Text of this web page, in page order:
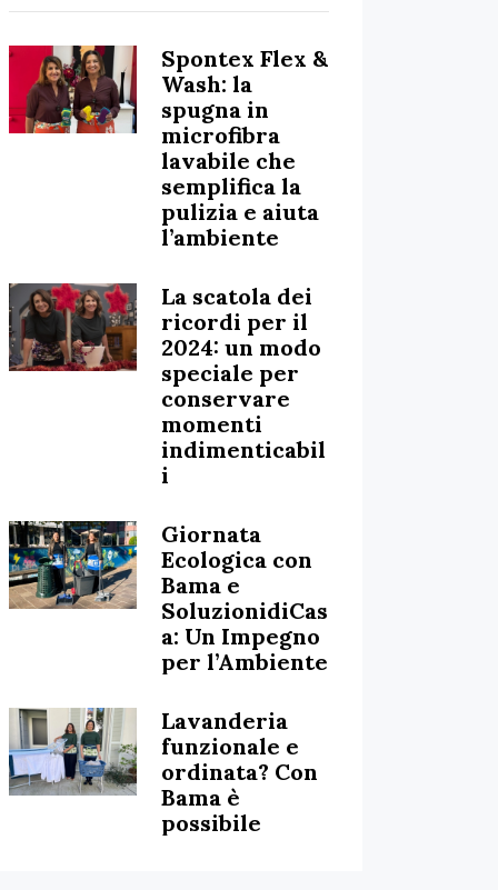
Spontex Flex &
Wash: la
spugna in
microfibra
lavabile che
semplifica la
pulizia e aiuta
l’ambiente
La scatola dei
ricordi per il
2024: un modo
speciale per
conservare
momenti
indimenticabil
i
Giornata
Ecologica con
Bama e
SoluzionidiCas
a: Un Impegno
per l’Ambiente
Lavanderia
funzionale e
ordinata? Con
Bama è
possibile